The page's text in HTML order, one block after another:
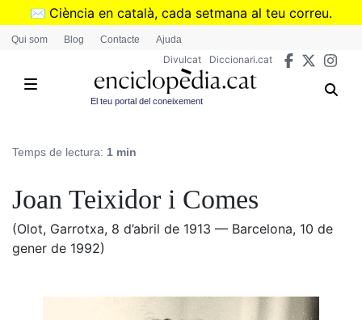
Vés
✉️ Ciència en català, cada setmana al teu correu.
➜Subscriu-te al butlletí de Divulcat
Qui som Blog Contacte Ajuda
Divulcat Diccionari.cat
El teu portal del coneixement
Temps de lectura: 1 min
Joan Teixidor i Comes
(Olot, Garrotxa, 8 d’abril de 1913 — Barcelona, 10 de
gener de 1992)